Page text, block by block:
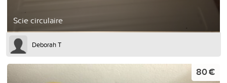
Scie circulaire
Deborah T
80 €